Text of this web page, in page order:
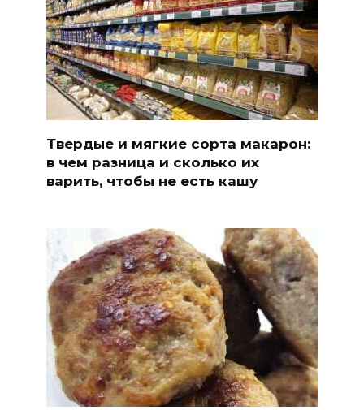
Твердые и мягкие сорта макарон:
в чем разница и сколько их
варить, чтобы не есть кашу